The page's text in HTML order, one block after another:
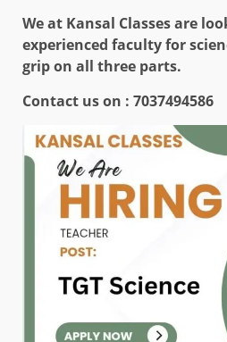
We at Kansal Classes are
experienced faculty for
grip on all three parts.
Contact us on : 7037494586